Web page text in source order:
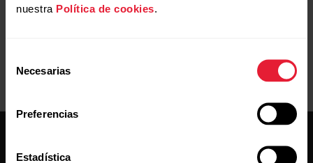
nuestra Política de cookies
Necesarias
Preferencias
Estadística